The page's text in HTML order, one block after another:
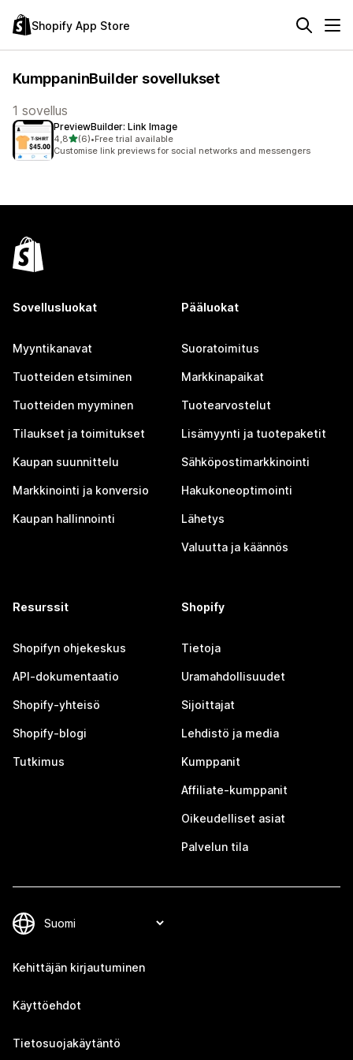
Shopify App Store
KumppaninBuilder sovellukset
1 sovellus
PreviewBuilder: Link Image
4,8/ 5 tähteä
(6)
6 arvostelua yhteensä
•Free trial available
Customise link previews for social networks and messengers
Sovellusluokat
Myyntikanavat
Tuotteiden etsiminen
Tuotteiden myyminen
Tilaukset ja toimitukset
Kaupan suunnittelu
Markkinointi ja konversio
Kaupan hallinnointi
Pääluokat
Suoratoimitus
Markkinapaikat
Tuotearvostelut
Lisämyynti ja tuotepaketit
Sähköpostimarkkinointi
Hakukoneoptimointi
Lähetys
Valuutta ja käännös
Resurssit
Shopifyn ohjekeskus
API-dokumentaatio
Shopify-yhteisö
Shopify-blogi
Tutkimus
Shopify
Tietoja
Uramahdollisuudet
Sijoittajat
Lehdistö ja media
Kumppanit
Affiliate-kumppanit
Oikeudelliset asiat
Palvelun tila
Kehittäjän kirjautuminen
Käyttöehdot
Tietosuojakäytäntö